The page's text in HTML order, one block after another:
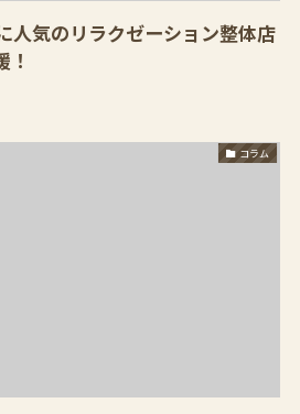
人気のリラクゼーション整体店
コラム